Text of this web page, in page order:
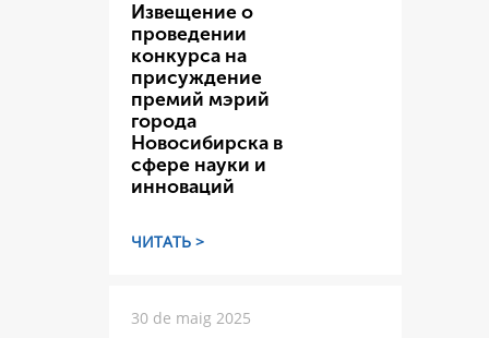
Извещение о
проведении
конкурса на
присуждение
премий мэрий
города
Новосибирска в
сфере науки и
инноваций
ЧИТАТЬ >
30 de maig 2025